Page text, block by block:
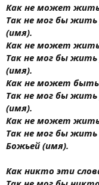
Как не может
Так не мог бы
(имя).
Как не может
Так не мог бы
(имя).
Как не может
Так не мог бы
(имя).
Как не может
Так не мог бы
Божьей (имя).
Как никто эти